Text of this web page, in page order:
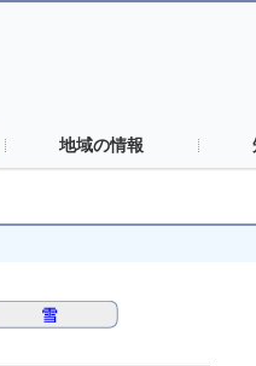
地域の情報